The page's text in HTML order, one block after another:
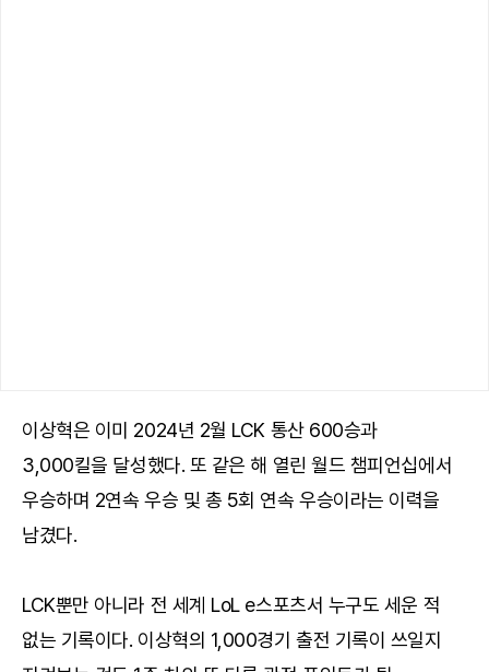
이상혁은 이미 2024년 2월 LCK 통산 600승과
3,000킬을 달성했다. 또 같은 해 열린 월드 챔피언십에서
우승하며 2연속 우승 및 총 5회 연속 우승이라는 이력을
남겼다.
LCK뿐만 아니라 전 세계 LoL e스포츠서 누구도 세운 적
없는 기록이다. 이상혁의 1,000경기 출전 기록이 쓰일지